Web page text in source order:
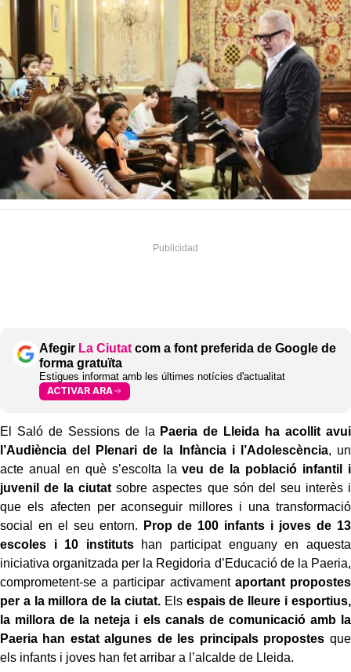
Afegir La Ciutat com a font preferida de Google de
forma gratuïta
Estigues informat amb les últimes notícies d'actualitat
ACTIVAR ARA
El Saló de Sessions de la Paeria de Lleida ha acollit avui
l’Audiència del Plenari de la Infància i l’Adolescència, un
acte anual en què s’escolta la veu de la població infantil i
juvenil de la ciutat sobre aspectes que són del seu interès i
que els afecten per aconseguir millores i una transformació
social en el seu entorn.
Prop de 100 infants i joves de 13
escoles i 10 institutshan participat enguany en aquesta
iniciativa organitzada per la Regidoria d’Educació de la Paeria,
comprometent-se a participar activament aportant propostes
per a la millora de la ciutat.Elsespais de lleure i esportius,
la millora de la neteja i els canals de comunicació amb la
Paeria han estat algunes de les principals propostes que
els infants i joves han fet arribar a l’alcalde de Lleida.